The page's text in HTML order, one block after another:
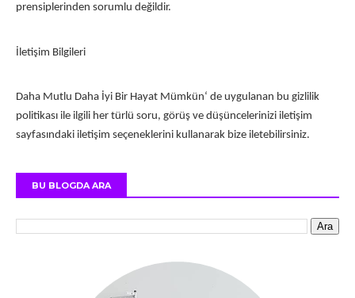
prensiplerinden sorumlu değildir.
İletişim Bilgileri
Daha Mutlu Daha İyi Bir Hayat Mümkün‘ de uygulanan bu gizlilik
politikası ile ilgili her türlü soru, görüş ve düşüncelerinizi iletişim
sayfasındaki iletişim seçeneklerini kullanarak bize iletebilirsiniz.
BU BLOGDA ARA